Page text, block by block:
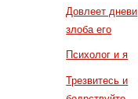
Довлеет дневи
злоба его
Психолог и я
Трезвитесь и